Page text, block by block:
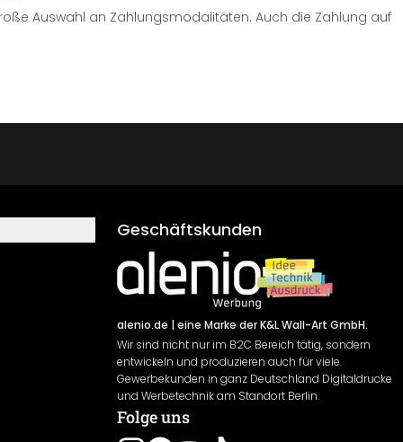
Auswahl an Zahlungsmodalitäten. Auch die Zahlung auf
Geschäftskunden
alenio.de | eine Marke der K&L Wall-Art GmbH.
Wir sind nicht nur im B2C Bereich tätig, sondern
entwickeln und produzieren auch für viele
Gewerbekunden in ganz Deutschland Digitaldrucke
und Werbetechnik am Standort Berlin.
Folge uns